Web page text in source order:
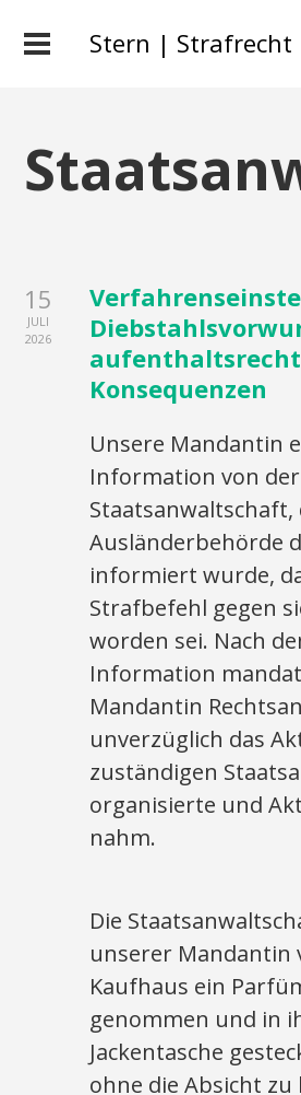
Stern | Strafrecht
15
JULI
2026
Konsequenzen
Unsere Mandantin
Information von der
Staatsanwaltschaft,
Ausländerbehörde
informiert wurde,
Strafbefehl gegen
worden sei. Nach
Information
Mandantin
unverzüglich das
zuständigen
organisierte und
nahm.
Die
unserer Mandantin
Kaufhaus ein
genommen und in
Jackentasche
ohne die Absicht zu